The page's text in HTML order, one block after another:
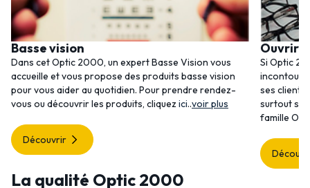
Basse vision
Dans cet Optic 2000, un expert Basse Vision vous
accueille et vous propose des produits basse vision
pour vous aider au quotidien. Pour prendre rendez-
vous ou découvrir les produits, cliquez ici..voir plus
Découvrir
Ouvrir
Si Optic
ses
surtout
famille
La qualité Optic 2000